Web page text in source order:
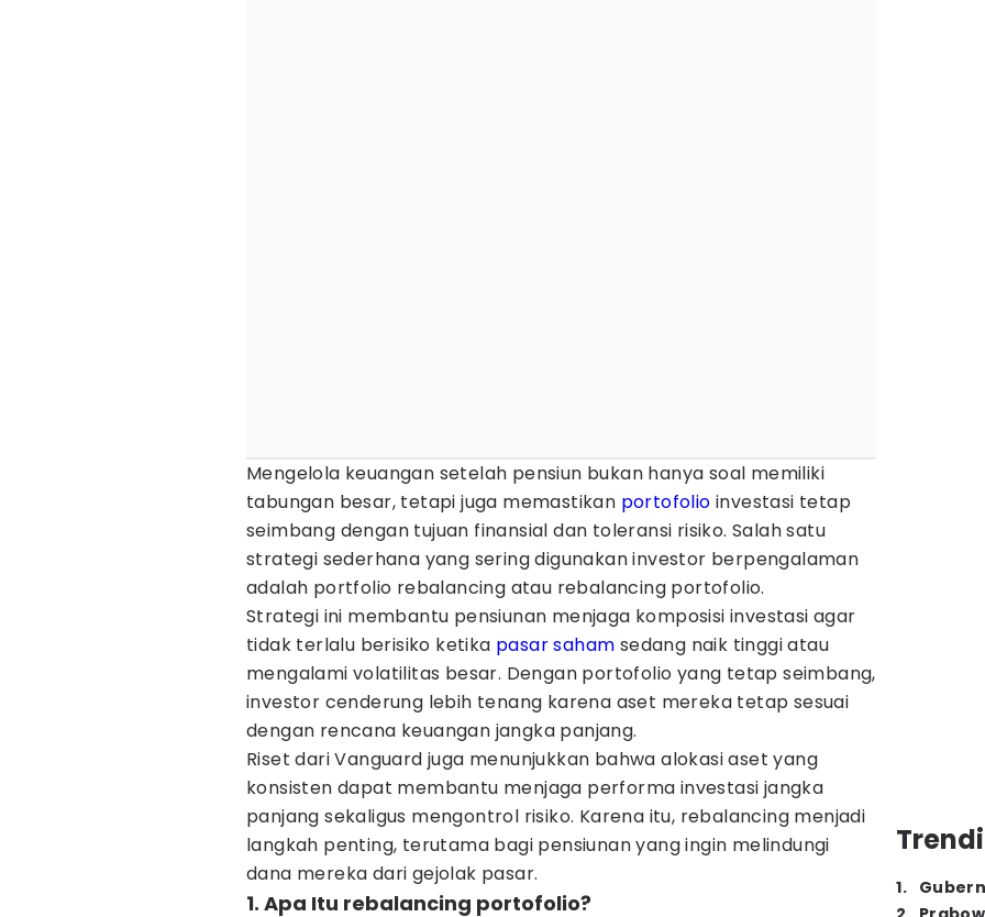
Mengelola keuangan setelah pensiun bukan hanya soal memiliki
tabungan besar, tetapi juga memastikan portofolio investasi tetap
seimbang dengan tujuan finansial dan toleransi risiko. Salah satu
strategi sederhana yang sering digunakan investor berpengalaman
adalah portfolio rebalancing atau rebalancing portofolio.
Strategi ini membantu pensiunan menjaga komposisi investasi agar
tidak terlalu berisiko ketika pasar saham sedang naik tinggi atau
mengalami volatilitas besar. Dengan portofolio yang tetap seimbang,
investor cenderung lebih tenang karena aset mereka tetap sesuai
dengan rencana keuangan jangka panjang.
Riset dari Vanguard juga menunjukkan bahwa alokasi aset yang
konsisten dapat membantu menjaga performa investasi jangka
panjang sekaligus mengontrol risiko. Karena itu, rebalancing menjadi
langkah penting, terutama bagi pensiunan yang ingin melindungi
dana mereka dari gejolak pasar.
1. Apa Itu rebalancing portofolio?
1.